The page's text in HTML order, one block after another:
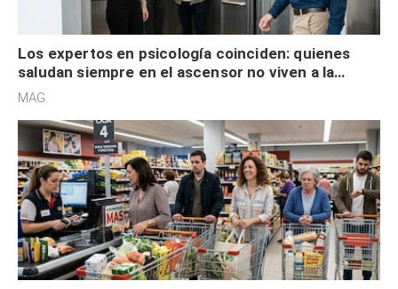
Los expertos en psicología coinciden: quienes
saludan siempre en el ascensor no viven a la
defensiva y tienen apertura social
MAG.